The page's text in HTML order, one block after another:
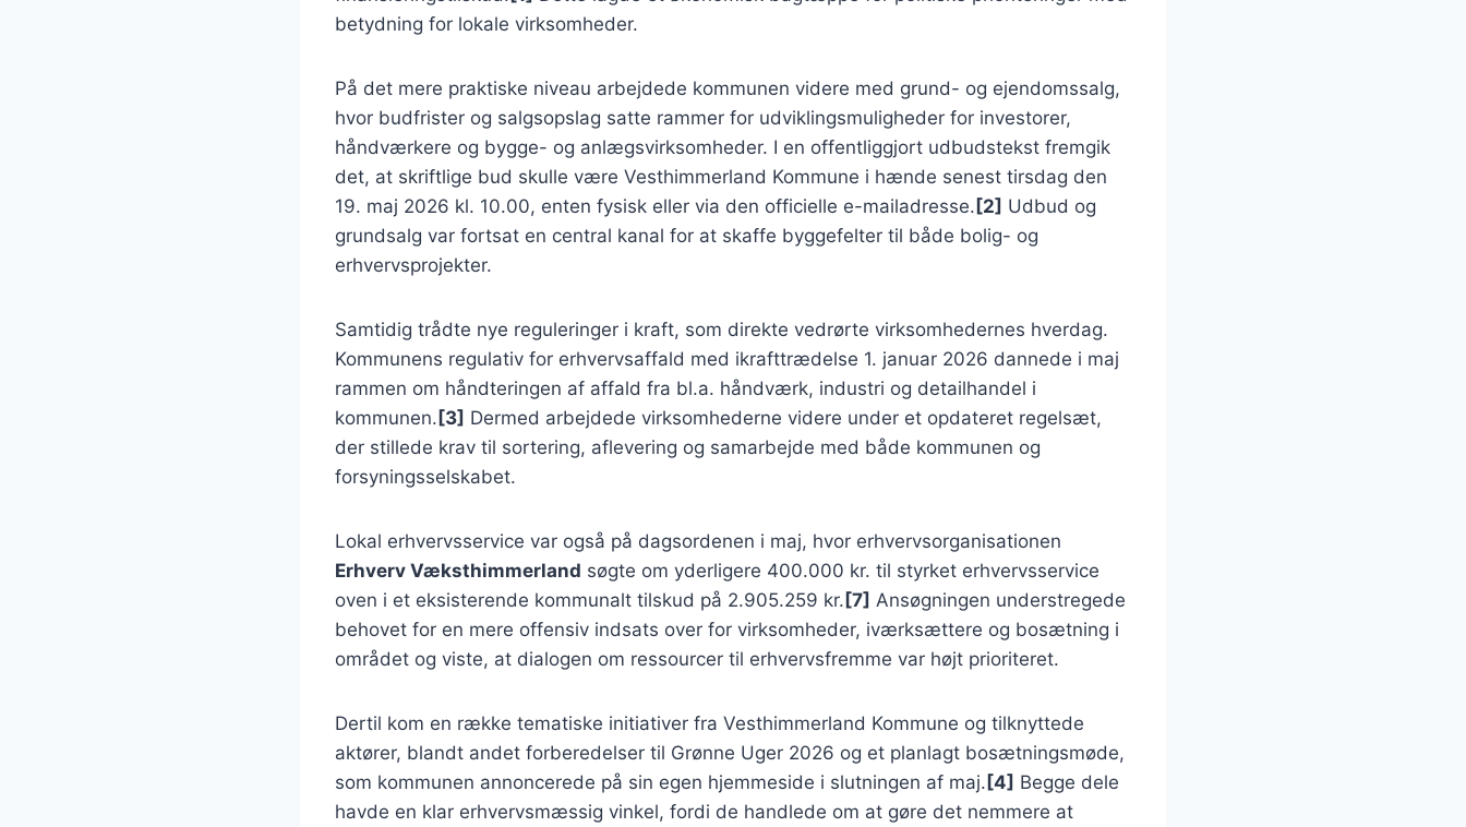
betydning for lokale virksomheder.
På det mere praktiske niveau arbejdede kommunen videre med grund- og ejendomssalg,
hvor budfrister og salgsopslag satte rammer for udviklingsmuligheder for investorer,
håndværkere og bygge- og anlægsvirksomheder. I en offentliggjort udbudstekst fremgik
det, at skriftlige bud skulle være Vesthimmerland Kommune i hænde senest tirsdag den
19. maj 2026 kl. 10.00, enten fysisk eller via den officielle e-mailadresse.[2] Udbud og
grundsalg var fortsat en central kanal for at skaffe byggefelter til både bolig- og
erhvervsprojekter.
Samtidig trådte nye reguleringer i kraft, som direkte vedrørte virksomhedernes hverdag.
Kommunens regulativ for erhvervsaffald med ikrafttrædelse 1. januar 2026 dannede i maj
rammen om håndteringen af affald fra bl.a. håndværk, industri og detailhandel i
kommunen.[3] Dermed arbejdede virksomhederne videre under et opdateret regelsæt,
der stillede krav til sortering, aflevering og samarbejde med både kommunen og
forsyningsselskabet.
Lokal erhvervsservice var også på dagsordenen i maj, hvor erhvervsorganisationen
Erhverv Væksthimmerland søgte om yderligere 400.000 kr. til styrket erhvervsservice
oven i et eksisterende kommunalt tilskud på 2.905.259 kr.[7] Ansøgningen understregede
behovet for en mere offensiv indsats over for virksomheder, iværksættere og bosætning i
området og viste, at dialogen om ressourcer til erhvervsfremme var højt prioriteret.
Dertil kom en række tematiske initiativer fra Vesthimmerland Kommune og tilknyttede
aktører, blandt andet forberedelser til Grønne Uger 2026 og et planlagt bosætningsmøde,
som kommunen annoncerede på sin egen hjemmeside i slutningen af maj.[4] Begge dele
havde en klar erhvervsmæssig vinkel, fordi de handlede om at gøre det nemmere at